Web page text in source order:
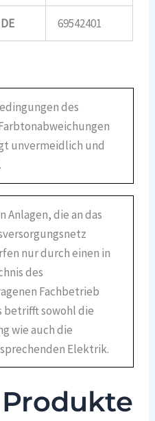
69542401
des
unvermeidlich und
Anlagen, die an das
nur durch einen in
des
Fachbetrieb
betrifft sowohl die
wie auch die
Elektrik.